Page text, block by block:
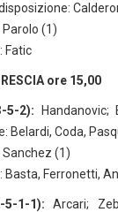
(1)
Fatic
ore 15,00
5-2):
Belardi, Coda,
(1)
Basta, Ferronetti,
5-1-1): Arcari;